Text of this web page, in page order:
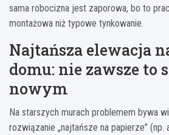
sama robocizna jest zaporowa, bo to
montażowa niż typowe tynkowanie.
Najtańsza elewacja
domu: nie zawsze to
nowym
Na starszych murach problemem bywa
rozwiązanie „najtańsze na papierze” (np.